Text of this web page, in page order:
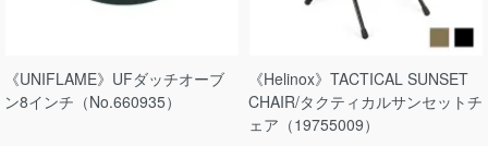
《UNIFLAME》UFダッチオーブ
ン8インチ（No.660935）
《Helinox》TACTICAL SUNSET
CHAIR/タクティカルサンセットチ
ェア（19755009）